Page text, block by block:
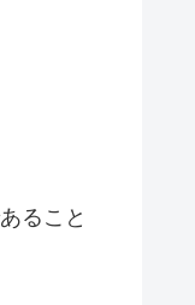
ること